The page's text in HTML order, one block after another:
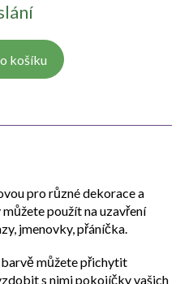
košíku
pro různé dekorace a
použít na uzavření
jmenovky, přáníčka.
můžete přichytit
s nimi pokojíčky vašich